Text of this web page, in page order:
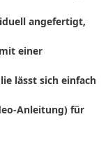
angefertigt,
einer
lässt sich einfach
Anleitung) für